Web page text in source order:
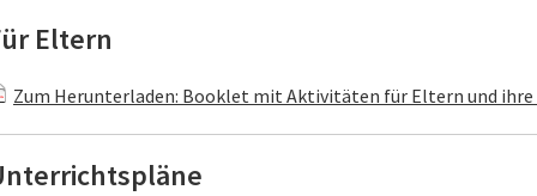
Eltern
Zum Herunterladen: Booklet mit Aktivitäten für Eltern und ihre